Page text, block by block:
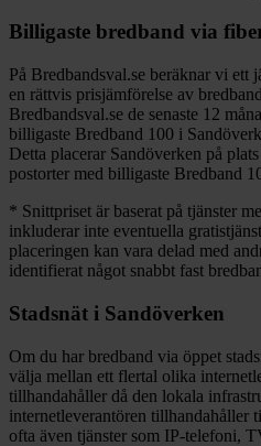
Billigaste bredband via
På Bredbandsval.se beräknar vi ett
en rättvis prisjämförelse av
Bredbandsval.se de senaste 12
billigaste Bredband 100 i
Detta placerar Sandöverken på plats
postorter med billigaste Bredband
* Snittpriset är baserat på tjänster
inkluderar inte eventuella
placeringen kan vara delad med
identifierat något snabbt fast
Stadsnät i Sandöverken
Om du har bredband via öppet
välja mellan ett flertal olika
tillhandahåller då den lokala
internetleverantören tillhandahåller
ofta även tjänster som IP-telefoni,